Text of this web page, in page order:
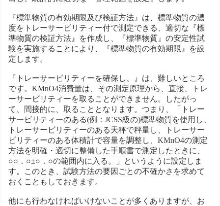
『標準物質の有効期限及び検証方法』は、標準物質の濃
度をトレーサービリティー付で測定できる、適切な『標
準物質の検証方法』を作成し、『標準物質』の安定性試
験を実施することにより、『標準物質の有効期限』を設
定します。
『トレーサービリティーを確保し、』は、難しいところ
です。KMnO4消費量は、その測定原理から、直接、トレ
ーサービリティーを取ることができません。したがっ
て、間接的に、取ることとなります。つまり、「トレー
サービリティーのある(例：JCSS級の)標準物質を使用し、
トレーサービリティーのある天秤で秤量し、トレーサー
ビリティーのある体積計で容量を調整し、KMnO4の測定
方法を明確・適切に整備した手順書で測定したときに、
○○．○±○．○の範囲内に入る。」というように設定しま
す。このとき、試験方法の要因ごとの不確かさを求めて
おくこともしておきます。
他にも行わなければいけないことが多くありますが、お